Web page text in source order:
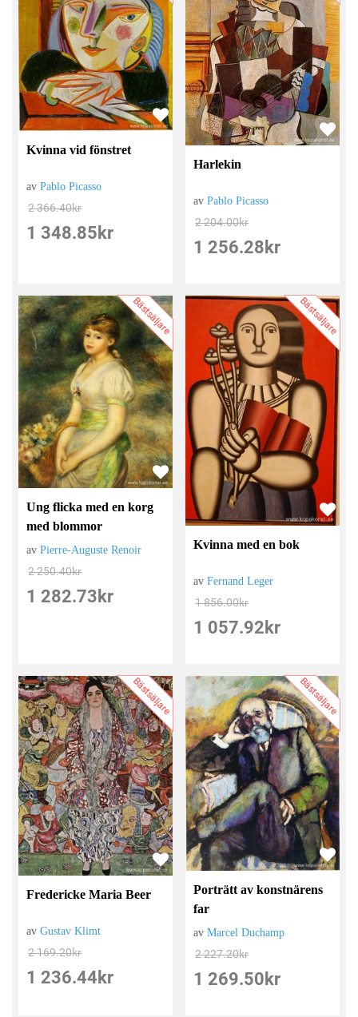
Kvinna vid fönstret
avPablo Picasso
2 366.40kr
1 348.85 kr
Harlekin
avPablo Picasso
2 204.00kr
1 256.28 kr
Bästsäljare
Ung flicka med en korg
med blommor
avPierre-Auguste Renoir
2 250.40kr
1 282.73 kr
Bästsäljare
Kvinna med en bok
avFernand Leger
1 856.00kr
1 057.92 kr
Bästsäljare
Fredericke Maria Beer
avGustav Klimt
2 169.20kr
1 236.44 kr
Bästsäljare
Porträtt av konstnärens
far
avMarcel Duchamp
2 227.20kr
1 269.50 kr